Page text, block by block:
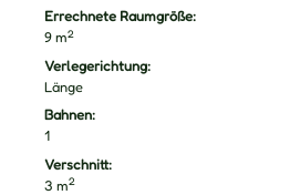
Errechnete Raumgröße:
9 m2
Verlegerichtung:
Länge
Bahnen:
1
Verschnitt:
3 m2